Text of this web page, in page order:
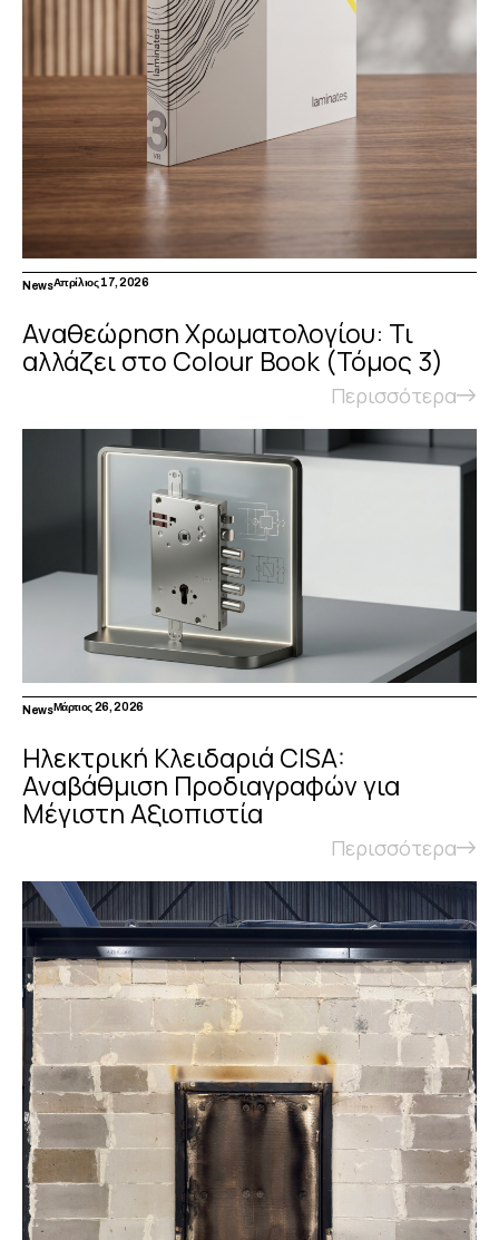
NewsΑπρίλιος 17, 2026
Αναθεώρηση Χρωματολογίου: Τι
αλλάζει στο Colour Book (Τόμος 3)
Περισσότερα
NewsΜάρτιος 26, 2026
Ηλεκτρική Κλειδαριά CISA:
Αναβάθμιση Προδιαγραφών για
Μέγιστη Αξιοπιστία
Περισσότερα